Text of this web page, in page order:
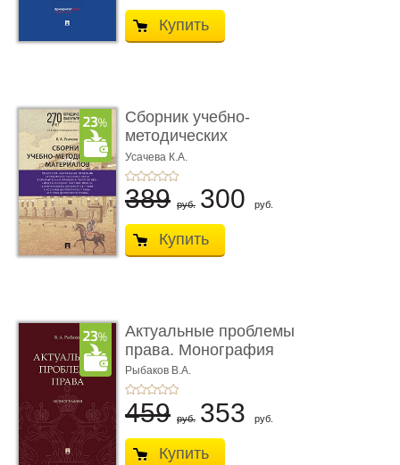
Купить
Сборник учебно-
методических
материалов по кур ...
Усачева К.А.
389 руб. 300 руб.
Купить
Актуальные проблемы
права. Монография
Рыбаков В.А.
459 руб. 353 руб.
Купить